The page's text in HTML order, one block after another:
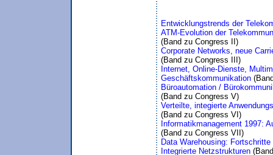
Entwicklungstrends der
ATM-Evolution der
(Band zu Congress II)
Corporate Networks, neue
(Band zu Congress III)
Internet, Online-Dienste,
Geschäftskommunikation
Büroautomation /
(Band zu Congress V)
Verteilte, integierte
(Band zu Congress VI)
Informatikmanagement 1997:
(Band zu Congress VII)
Data Warehousing:
Integrierte Netzstrukturen